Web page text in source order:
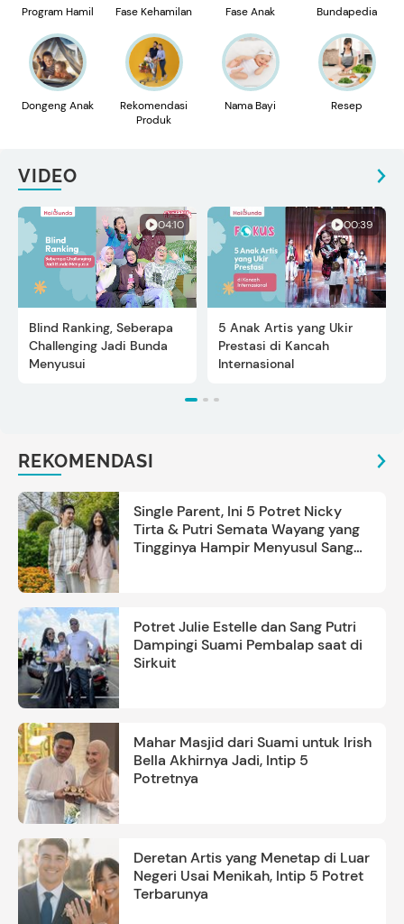
Program Hamil Fase Kehamilan Fase Anak Bundapedia
Dongeng Anak
Rekomendasi
Produk
Nama Bayi Resep
VIDEO
04:10
Blind Ranking, Seberapa
Challenging Jadi Bunda
Menyusui
00:39
5 Anak Artis yang Ukir
Prestasi di Kancah
Internasional
REKOMENDASI
Single Parent, Ini 5 Potret Nicky
Tirta & Putri Semata Wayang yang
Tingginya Hampir Menyusul Sang
Potret Julie Estelle dan Sang Putri
Dampingi Suami Pembalap saat di
Sirkuit
Mahar Masjid dari Suami untuk Irish
Bella Akhirnya Jadi, Intip 5
Potretnya
Deretan Artis yang Menetap di Luar
Negeri Usai Menikah, Intip 5 Potret
Terbarunya